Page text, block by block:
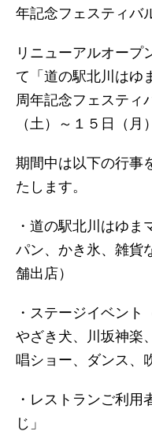
年記念フェスティバ
リニューアルオープ
て「道の駅北川は
周年記念フェスティ
（土）～１５日（月
期間中は以下の行事
たします。
・道の駅北川はゆ
パン、かき氷、雑貨
舗出店）
・ステージイベン
やざき犬、川坂神楽
唱ショー、ダンス、
・レストランご利用
じ」